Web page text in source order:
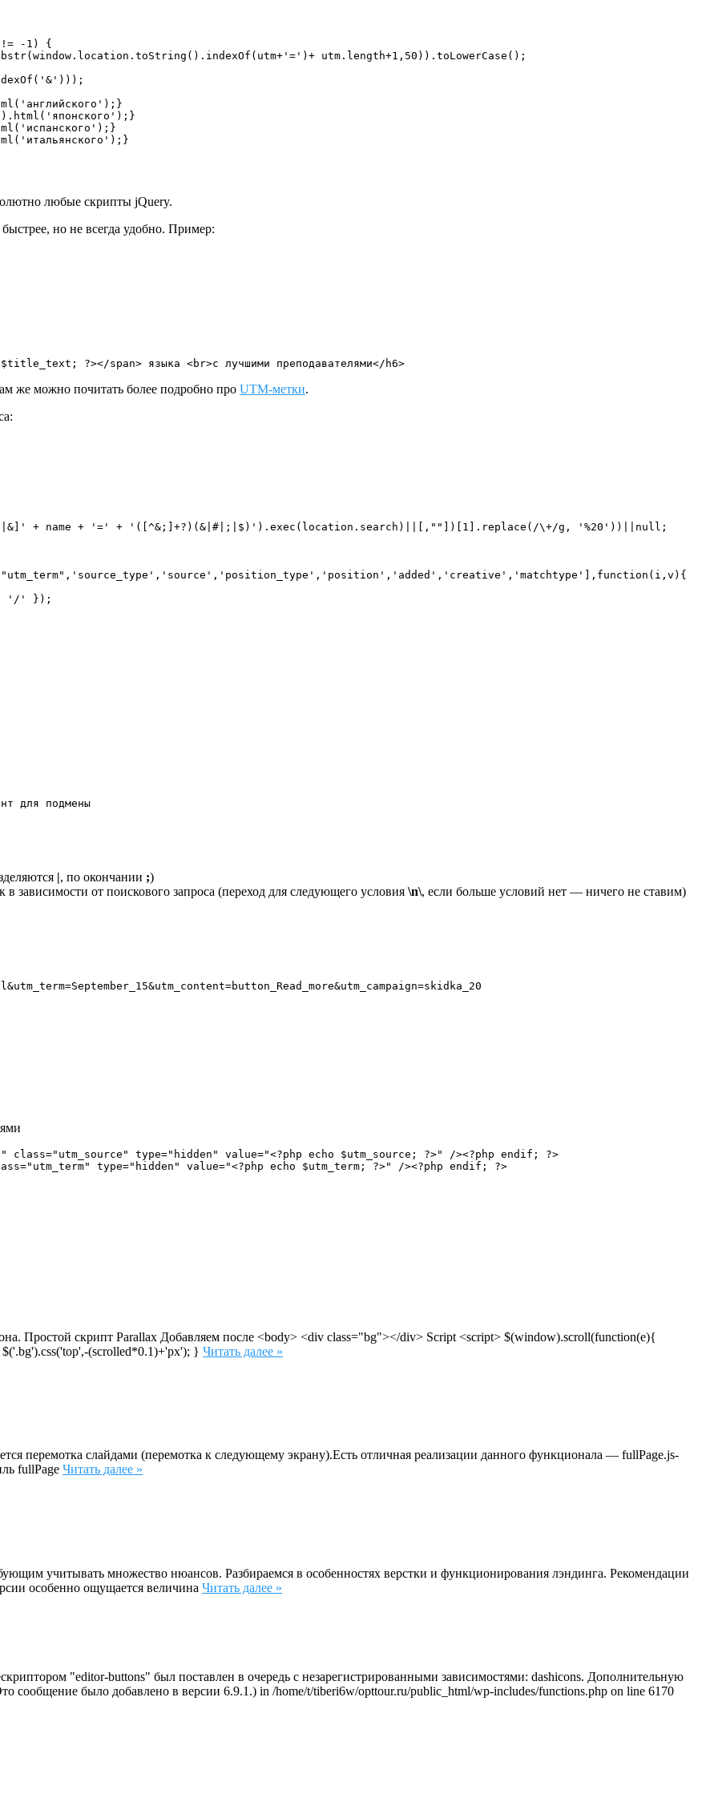
любые скрипты jQuery.
но не всегда удобно. Пример:
?></span> языка <br>с лучшими преподавателями</h6>
же можно почитать более подробно про UTM-метки.
|, по окончании ;)
зависимости от поискового запроса (переход для следующего условия \n\, если больше условий нет — ничего не ставим)
class="utm_source" type="hidden" value="<?php echo $utm_source; ?>" /><?php endif; ?>
Простой скрипт Parallax Добавляем после <body> <div class="bg"></div> Script <script> $(window).scroll(function(e){
(scrolled*0.1)+'px'); } Читать далее »
перемотка слайдами (перемотка к следующему экрану).Есть отличная реализации данного функционала — fullPage.js-
fullPage Читать далее »
учитывать множество нюансов. Разбираемся в особенностях верстки и функционирования лэндинга. Рекомендации
особенно ощущается величина Читать далее »
"editor-buttons" был поставлен в очередь с незарегистрированными зависимостями: dashicons. Дополнительную
сообщение было добавлено в версии 6.9.1.) in /home/t/tiberi6w/opttour.ru/public_html/wp-includes/functions.php on line 6170